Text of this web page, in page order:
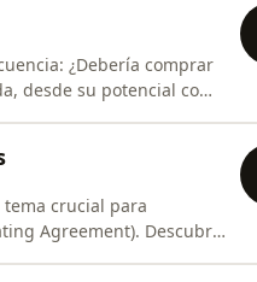
¿Debería comprar
desde su potencial como
tema crucial para
Descubre